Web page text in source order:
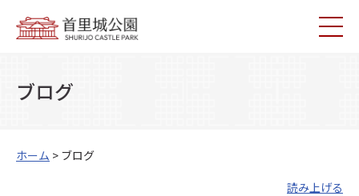
ブログ
ホーム > ブログ
読み上げる